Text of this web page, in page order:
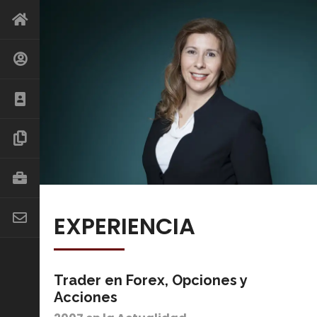
EXPERIENCIA
Trader en Forex, Opciones y
Acciones